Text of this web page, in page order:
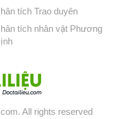
tích Trao duyên
tích nhân vật Phương
All rights reserved